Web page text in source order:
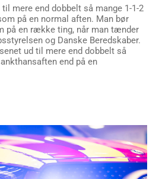
mere end dobbelt så mange 1-1-2
på en normal aften. Man bør
på en række ting, når man tænder
og Danske Beredskaber.
ud til mere end dobbelt så
end på en